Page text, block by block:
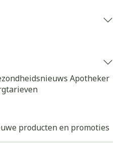
Apotheker
producten en promoties